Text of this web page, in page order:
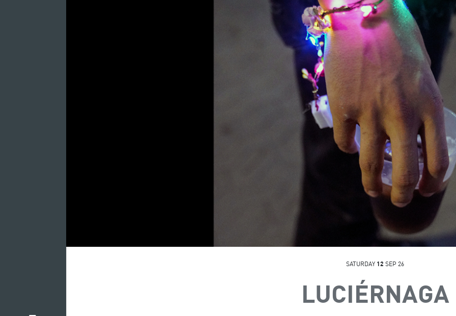
SATURDAY 12 SEP 26
LUCIÉRNAGA